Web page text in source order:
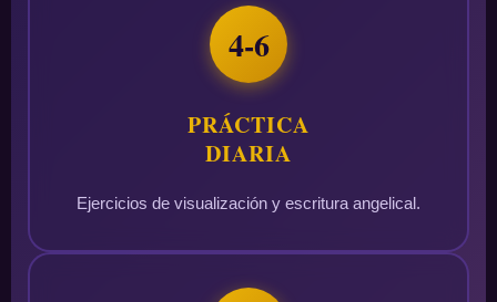
4-6
PRÁCTICA
DIARIA
Ejercicios de visualización y escritura angelical.